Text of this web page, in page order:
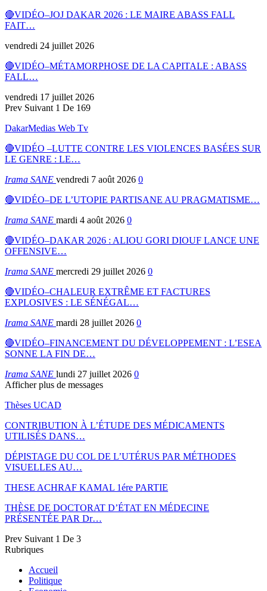
🔴VIDÉO–JOJ DAKAR 2026 : LE MAIRE ABASS FALL
FAIT…
vendredi 24 juillet 2026
🔴VIDÉO–MÉTAMORPHOSE DE LA CAPITALE : ABASS
FALL…
vendredi 17 juillet 2026
Prev Suivant 1 De 169
DakarMedias Web Tv
🔴VIDÉO –LUTTE CONTRE LES VIOLENCES BASÉES SUR
LE GENRE : LE…
Irama SANE vendredi 7 août 2026 0
🔴VIDÉO–DE L’UTOPIE PARTISANE AU PRAGMATISME…
Irama SANE mardi 4 août 2026 0
🔴VIDÉO–DAKAR 2026 : ALIOU GORI DIOUF LANCE UNE
OFFENSIVE…
Irama SANE mercredi 29 juillet 2026 0
🔴VIDÉO–CHALEUR EXTRÊME ET FACTURES
EXPLOSIVES : LE SÉNÉGAL…
Irama SANE mardi 28 juillet 2026 0
🔴VIDÉO–FINANCEMENT DU DÉVELOPPEMENT : L’ESEA
SONNE LA FIN DE…
Irama SANE lundi 27 juillet 2026 0
Afficher plus de messages
Thèses UCAD
CONTRIBUTION À L’ÉTUDE DES MÉDICAMENTS
UTILISÉS DANS…
DÉPISTAGE DU COL DE L’UTÉRUS PAR MÉTHODES
VISUELLES AU…
THESE ACHRAF KAMAL 1ére PARTIE
THÈSE DE DOCTORAT D’ÉTAT EN MÉDECINE
PRÉSENTÉE PAR Dr…
Prev Suivant 1 De 3
Rubriques
Accueil
Politique